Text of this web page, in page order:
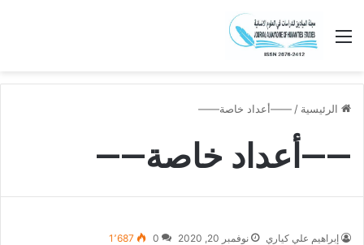
القائمة
الرئيسية / ——أعداد خاصة——
——أعداد خاصة——
إبراهيم علي كياري نوفمبر 20, 2020 0 1٬687